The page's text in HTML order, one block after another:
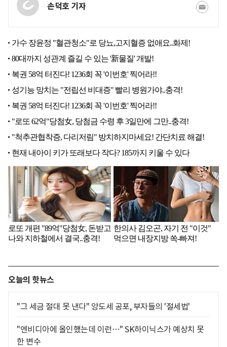
손덕호 기자
오늘의 핫뉴스
"그 세금 절대 못 낸다" 양도세 공포, 부자들의 '절세법'
"엔비디아에 올인했는데 이런…" SK하이닉스가 예상치 못
한 변수